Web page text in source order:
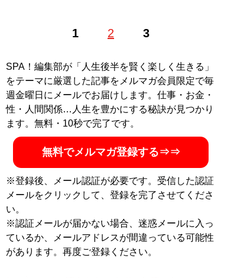
1 2 3
ないと考える「悪意のない加害者」の変容を目指すコミ
行い、妻と離婚の危機を迎えた経験を持つ。加害者とし
ての自覚を持ってカウンセリングを受け、自身もさまざ
まな関連知識を学習し、妻との気遣いあえる関係を再構
築した。現在はそこで得られた知識を加害者変容理論と
してまとめ、多くの加害者に届け、被害者が減ることを
目指し活動中。大切な人を大切にする方法は学べる、人
は変われると信じています。賛同下さる方は、ぜひ
GADHAの当事者会やプログラムにご参加ください。ツ
イッター：えいなか
『孤独になることば、人
と生きることば 』
SPA！編集部が「人生後半を賢く楽しく生きる」
をテーマに厳選した記事をメルマガ会員限定で毎
週金曜日にメールでお届けします。仕事・お金・
性・人間関係…人生を豊かにする秘訣が見つかり
ます。無料・10秒で完了です。
無料でメルマガ登録する⇒⇒
※登録後、メール認証が必要です。受信した認証
メールをクリックして、登録を完了させてくださ
い。
※認証メールが届かない場合、迷惑メールに入っ
ているか、メールアドレスが間違っている可能性
があります。再度ご登録ください。